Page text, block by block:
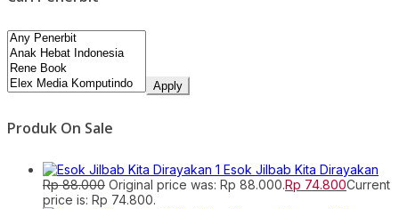
Apply
Produk On Sale
Esok Jilbab Kita Dirayakan
Rp88.000 Original price was: Rp 88.000.Rp 74.800Current
price is: Rp 74.800.